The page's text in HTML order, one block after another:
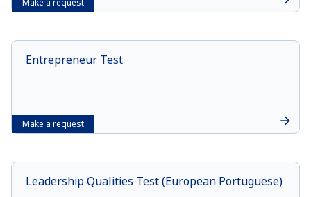
Make a request
Make a request
Entrepreneur Test
Leadership Qualities Test (European Portuguese)